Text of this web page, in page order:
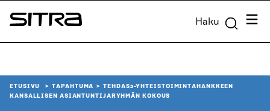
Siirry
suoraan
Sitra Haku
ETUSIVU TAPAHTUMA
TEHDAS2-YHTEISTOIMINTAHANKKEEN
KANSALLISEN ASIANTUNTIJARYHMÄN KOKOUS